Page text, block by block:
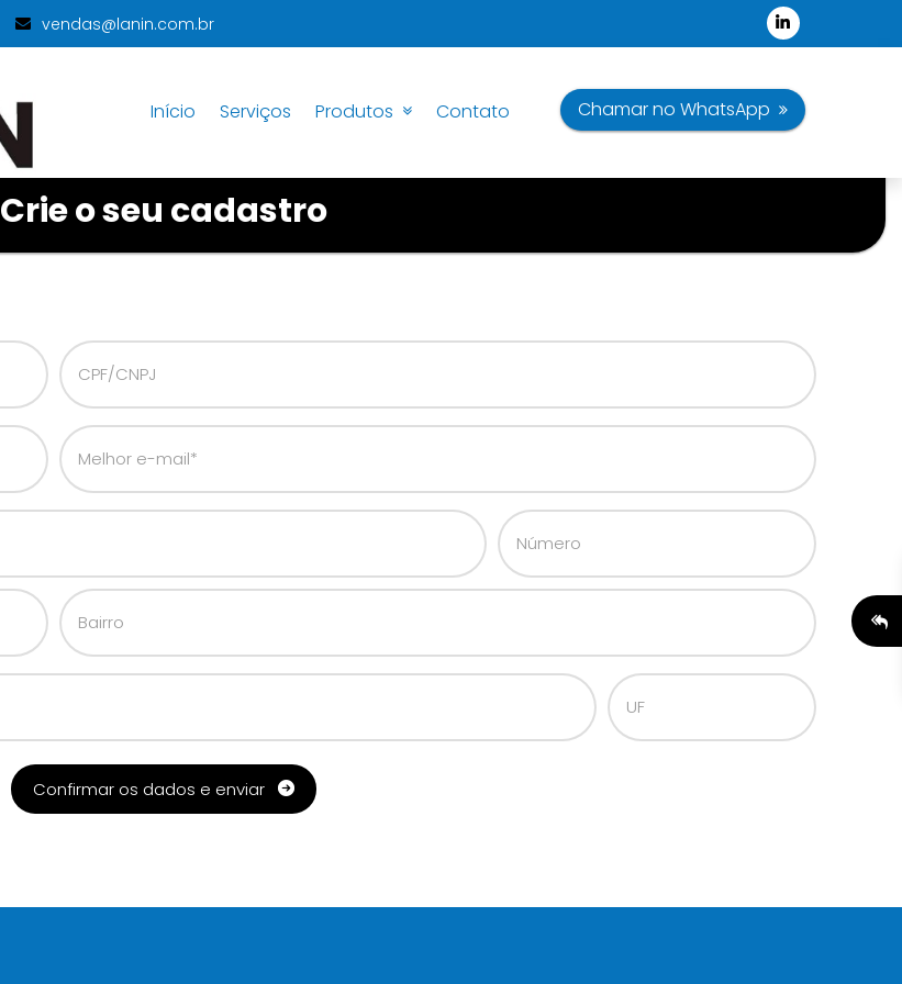
vendas@lanin.com.br
Início Serviços Produtos Contato Chamar no WhatsApp
Crie o seu cadastro
Confirmar os dados e enviar